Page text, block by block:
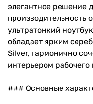
элегантное решение
производительность
ультратонкий
обладает ярким
Silver, гармонично
интерьером рабочего
### Основные